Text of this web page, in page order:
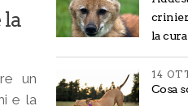
la
un
e la
la
14
Cosa